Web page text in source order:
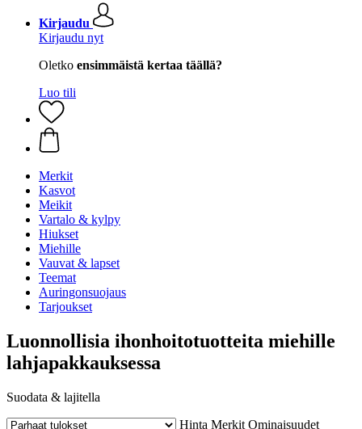
Kirjaudu
Kirjaudu nyt
Oletko ensimmäistä kertaa täällä?
Luo tili
Merkit
Kasvot
Meikit
Vartalo & kylpy
Hiukset
Miehille
Vauvat & lapset
Teemat
Auringonsuojaus
Tarjoukset
Luonnollisia ihonhoitotuotteita miehille
lahjapakkauksessa
Suodata & lajitella
Hinta Merkit Ominaisuudet